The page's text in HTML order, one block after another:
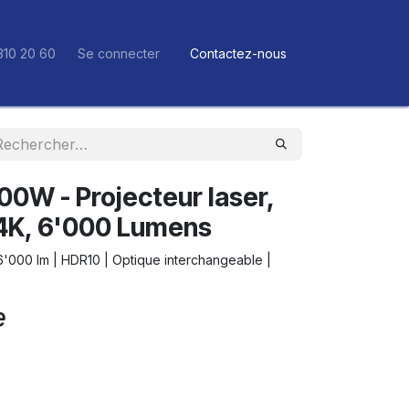
20 60 Se connecter Contactez-nous
- Projecteur laser,
6'000 Lumens
lm | HDR10 | Optique interchangeable |